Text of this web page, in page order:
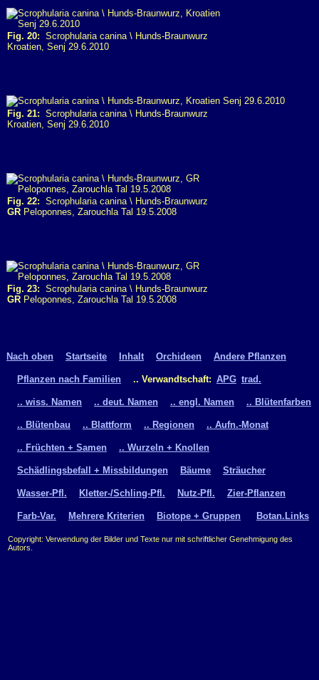
Fig. 20: Scrophularia canina \ Hunds-Braunwurz
Kroatien, Senj 29.6.2010
Fig. 21: Scrophularia canina \ Hunds-Braunwurz
Kroatien, Senj 29.6.2010
Fig. 22: Scrophularia canina \ Hunds-Braunwurz
GR Peloponnes, Zarouchla Tal 19.5.2008
Fig. 23: Scrophularia canina \ Hunds-Braunwurz
GR Peloponnes, Zarouchla Tal 19.5.2008
Nach oben Startseite Inhalt Orchideen Andere Pflanzen
Pflanzen nach Familien .. Verwandtschaft: APG trad.
.. wiss. Namen .. deut. Namen .. engl. Namen .. Blütenfarben
.. Blütenbau .. Blattform .. Regionen .. Aufn.-Monat
.. Früchten + Samen .. Wurzeln + Knollen
Schädlingsbefall + Missbildungen Bäume Sträucher
Wasser-Pfl. Kletter-/Schling-Pfl. Nutz-Pfl. Zier-Pflanzen
Farb-Var. Mehrere Kriterien Biotope + Gruppen Botan.Links
Copyright: Verwendung der Bilder und Texte nur mit schriftlicher Genehmigung des
Autors.